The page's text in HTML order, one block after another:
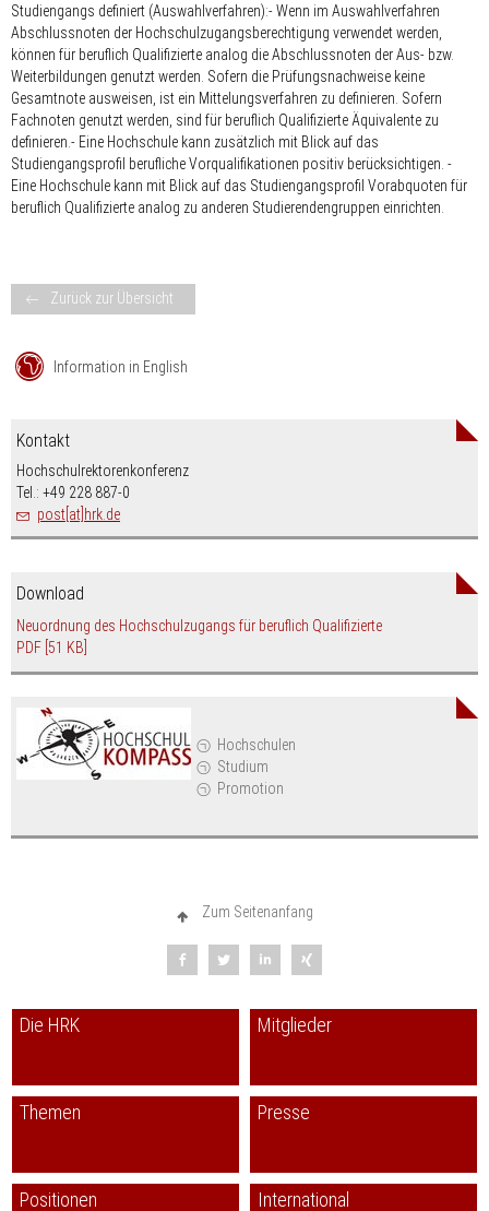
Studiengangs definiert (Auswahlverfahren):- Wenn im Auswahlverfahren
Abschlussnoten der Hochschulzugangsberechtigung verwendet werden,
können für beruflich Qualifizierte analog die Abschlussnoten der Aus- bzw.
Weiterbildungen genutzt werden. Sofern die Prüfungsnachweise keine
Gesamtnote ausweisen, ist ein Mittelungsverfahren zu definieren. Sofern
Fachnoten genutzt werden, sind für beruflich Qualifizierte Äquivalente zu
definieren.- Eine Hochschule kann zusätzlich mit Blick auf das
Studiengangsprofil berufliche Vorqualifikationen positiv berücksichtigen. -
Eine Hochschule kann mit Blick auf das Studiengangsprofil Vorabquoten für
beruflich Qualifizierte analog zu anderen Studierendengruppen einrichten.
Zurück zur Übersicht
Hochschulen
Studium
Promotion
Information in English
Kontakt
Hochschulrektorenkonferenz
Tel.: +49 228 887-0
post[at]hrk.de
Download
Neuordnung des Hochschulzugangs für beruflich Qualifizierte
PDF [51 KB]
Zum Seitenanfang
Die HRK Mitglieder
Themen Presse
Positionen International